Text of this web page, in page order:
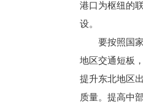
港口为枢纽的
设。
要按照国
地区交通短板
提升东北地区
质量。提高中